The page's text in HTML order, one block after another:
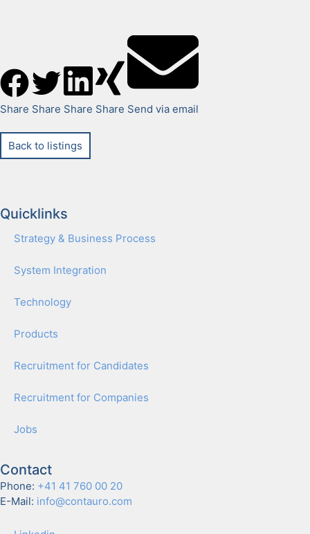
Share Share Share Share Send via email
Back to listings
Quicklinks
Strat­e­gy & Busi­ness Process
Sys­tem Inte­gra­tion
Tech­nol­o­gy
Prod­ucts
Recruit­ment for Can­di­dates
Recruit­ment for Com­pa­nies
Jobs
Contact
Phone: +41 41 760 00 20
E-Mail: info@contauro.com